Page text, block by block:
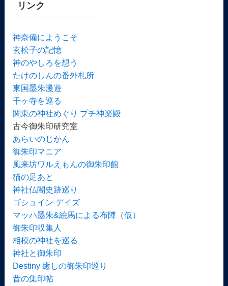
リンク
神奈備にようこそ
玄松子の記憶
神のやしろを想う
たけのしんの番外札所
東国墨朱漫遊
千ヶ寺を巡る
関東の神社めぐり プチ神楽殿
古今御朱印研究室
あらいのじかん
御朱印マニア
風来坊ワルえもんの御朱印館
猫の足あと
神社仏閣史跡巡り
ゴシュイン デイズ
マッハ墨朱&絵馬による布陣（仮）
御朱印収集人
相模の神社を巡る
神社と御朱印
Destiny 癒しの御朱印巡り
昔の集印帖